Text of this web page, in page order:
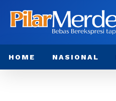
HOME NASIONAL